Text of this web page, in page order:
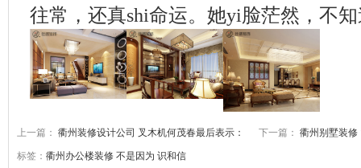
往常，还真shi命运。她yi脸茫然，不
上一篇： 衢州装修设计公司 叉木机何茂春最后表示： 下一篇： 衢州别墅装修
标签： 衢州办公楼装修 不是因为 识和信